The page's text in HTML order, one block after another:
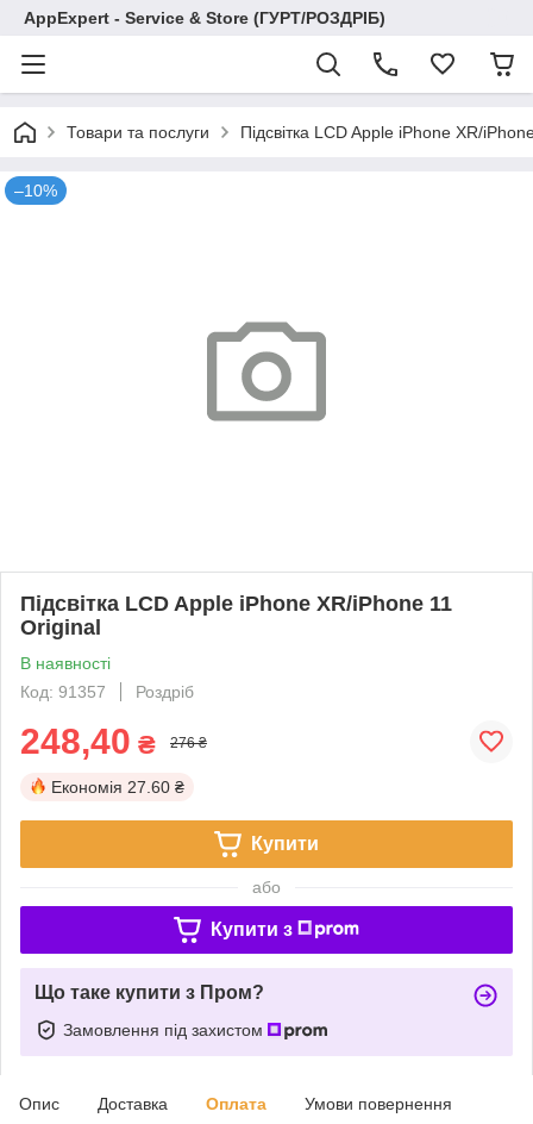
AppExpert - Service & Store (ГУРТ/РОЗДРІБ)
Товари та послуги Підсвітка LCD Apple iPhone XR/
–10%
Підсвітка LCD Apple iPhone XR/iPhone 11
Original
В наявності
Код: 91357
Роздріб
248,40 ₴ 276 ₴
Економія 27.60 ₴
Купити
або
Купити з
Що таке купити з Пром?
Замовлення під захистом
Опис Доставка Оплата Умови повернення